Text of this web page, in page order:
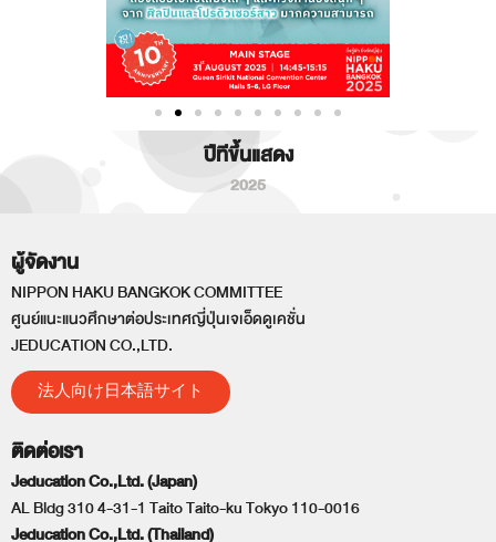
ปีทีขึ้นแสดง
2025
ผู้จัดงาน
NIPPON HAKU BANGKOK COMMITTEE
ศูนย์แนะแนวศึกษาต่อประเทศญี่ปุ่นเจเอ็ดดูเคชั่น
JEDUCATION CO.,LTD.
法人向け日本語サイト
ติดต่อเรา
Jeducation Co.,Ltd. (Japan)
AL Bldg 310 4-31-1 Taito Taito-ku Tokyo 110-0016
Jeducation Co.,Ltd. (Thailand)